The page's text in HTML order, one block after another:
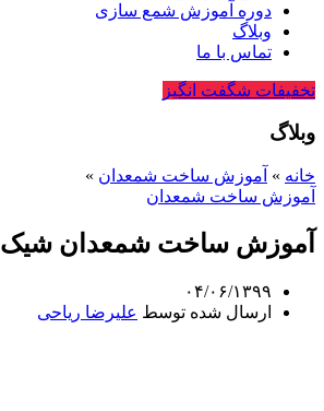
دوره آموزش شمع سازی
وبلاگ
تماس با ما
تخفیفات شگفت انگیز
وبلاگ
خانه » آموزش ساخت شمعدان »
آموزش ساخت شمعدان
آموزش ساخت شمعدان شیک
۰۴/۰۶/۱۳۹۹
ارسال شده توسط علیرضا ریاحی